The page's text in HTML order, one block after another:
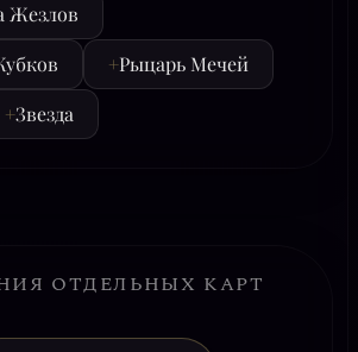
Жезлов
+Рыцарь Мечей
+Звезда
ОТДЕЛЬНЫХ КАРТ